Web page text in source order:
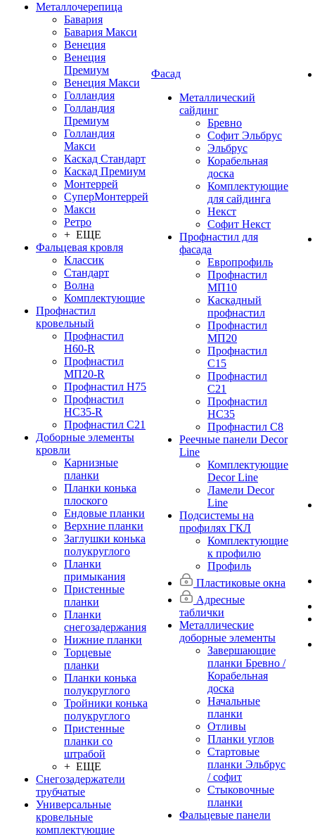
Металлочерепица
Бавария
Бавария Макси
Венеция
Венеция
Премиум
Венеция Макси
Голландия
Голландия
Премиум
Голландия
Макси
Каскад Стандарт
Каскад Премиум
Монтеррей
СуперМонтеррей
Макси
Ретро
+ ЕЩЕ
Фальцевая кровля
Классик
Стандарт
Волна
Комплектующие
Профнастил
кровельный
Профнастил
Н60-R
Профнастил
МП20-R
Профнастил Н75
Профнастил
НС35-R
Профнастил С21
Доборные элементы
кровли
Карнизные
планки
Планки конька
плоского
Ендовые планки
Верхние планки
Заглушки конька
полукруглого
Планки
примыкания
Пристенные
планки
Планки
снегозадержания
Нижние планки
Торцевые
планки
Планки конька
полукруглого
Тройники конька
полукруглого
Пристенные
планки со
штрабой
+ ЕЩЕ
Снегозадержатели
трубчатые
Универсальные
кровельные
комплектующие
Фасад
Металлический
сайдинг
Бревно
Софит Эльбрус
Эльбрус
Корабельная
доска
Комплектующие
для сайдинга
Некст
Софит Некст
Профнастил для
фасада
Европрофиль
Профнастил
МП10
Каскадный
профнастил
Профнастил
МП20
Профнастил
С15
Профнастил
С21
Профнастил
НС35
Профнастил С8
Реечные панели Decor
Line
Комплектующие
Decor Line
Ламели Decor
Line
Подсистемы на
профилях ГКЛ
Комплектующие
к профилю
Профиль
Пластиковые окна
Адресные
таблички
Металлические
доборные элементы
Завершающие
планки Бревно /
Корабельная
доска
Начальные
планки
Отливы
Планки углов
Стартовые
планки Эльбрус
/ софит
Стыковочные
планки
Фальцевые панели